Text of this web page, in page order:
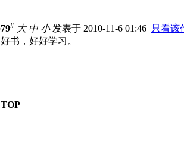
79# 大 中 小发表于 2010-11-6 01:46 只看该
好书，好好学习。
TOP